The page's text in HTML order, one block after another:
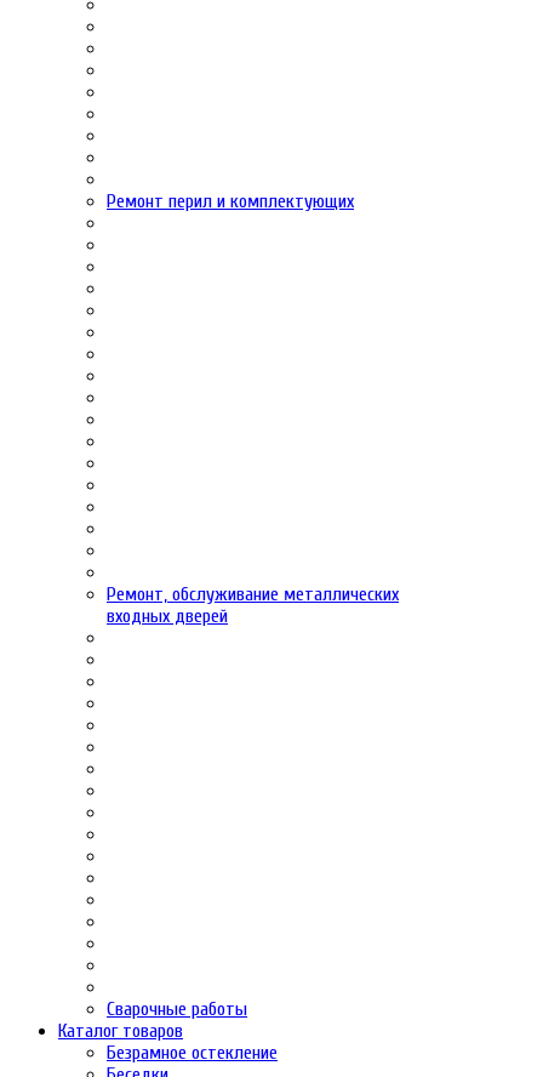
Ремонт перил и комплектующих
Ремонт, обслуживание металлических
входных дверей
Сварочные работы
Каталог товаров
Безрамное остекление